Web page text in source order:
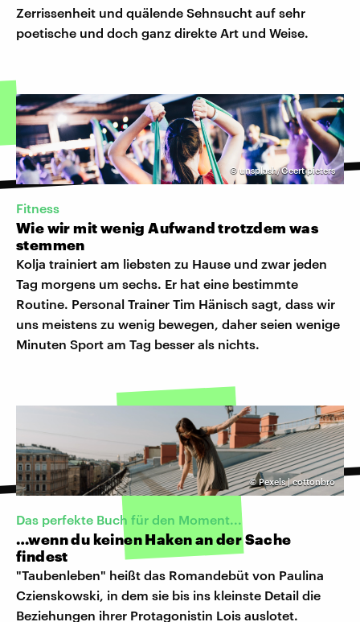
Zerrissenheit und quälende Sehnsucht auf sehr
poetische und doch ganz direkte Art und Weise.
© unsplash/Geert pieters
Fitness
Wie wir mit wenig Aufwand trotzdem was
stemmen
Kolja trainiert am liebsten zu Hause und zwar jeden
Tag morgens um sechs. Er hat eine bestimmte
Routine. Personal Trainer Tim Hänisch sagt, dass wir
uns meistens zu wenig bewegen, daher seien wenige
Minuten Sport am Tag besser als nichts.
©Pexels | cottonbro
Das perfekte Buch für den Moment...
…wenn du keinen Haken an der Sache
findest
"Taubenleben" heißt das Romandebüt von Paulina
Czienskowski, in dem sie bis ins kleinste Detail die
Beziehungen ihrer Protagonistin Lois auslotet.